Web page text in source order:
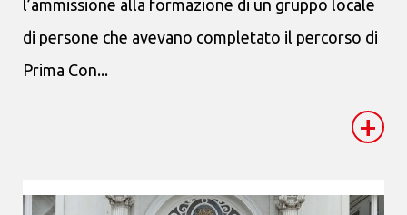
l’ammissione alla formazione di un gruppo locale
di persone che avevano completato il percorso di
Prima Con...
+